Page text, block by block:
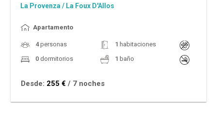
La Provenza / La Foux D'Allos
Apartamento
4personas 1 habitaciones
0dormitorios 1 baño
Desde: 255 € / 7 noches